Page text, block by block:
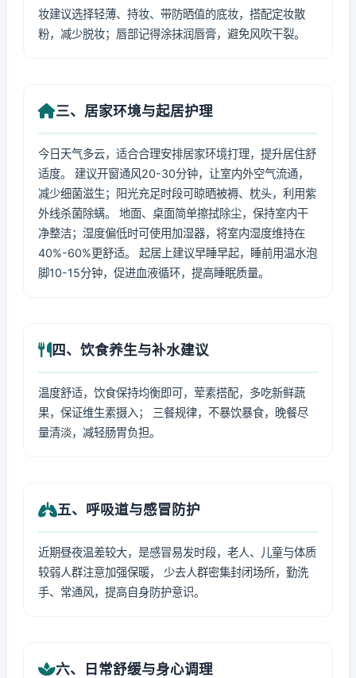
妆建议选择轻薄、持妆、带防晒值的底妆，搭配定妆散
粉，减少脱妆；唇部记得涂抹润唇膏，避免风吹干裂。
三、居家环境与起居护理
今日天气多云，适合合理安排居家环境打理，提升居住舒
适度。 建议开窗通风20-30分钟，让室内外空气流通，
减少细菌滋生；阳光充足时段可晾晒被褥、枕头，利用紫
外线杀菌除螨。 地面、桌面简单擦拭除尘，保持室内干
净整洁；湿度偏低时可使用加湿器，将室内湿度维持在
40%-60%更舒适。 起居上建议早睡早起，睡前用温水泡
脚10-15分钟，促进血液循环，提高睡眠质量。
四、饮食养生与补水建议
温度舒适，饮食保持均衡即可，荤素搭配，多吃新鲜蔬
果，保证维生素摄入； 三餐规律，不暴饮暴食，晚餐尽
量清淡，减轻肠胃负担。
五、呼吸道与感冒防护
近期昼夜温差较大，是感冒易发时段，老人、儿童与体质
较弱人群注意加强保暖， 少去人群密集封闭场所，勤洗
手、常通风，提高自身防护意识。
六、日常舒缓与身心调理